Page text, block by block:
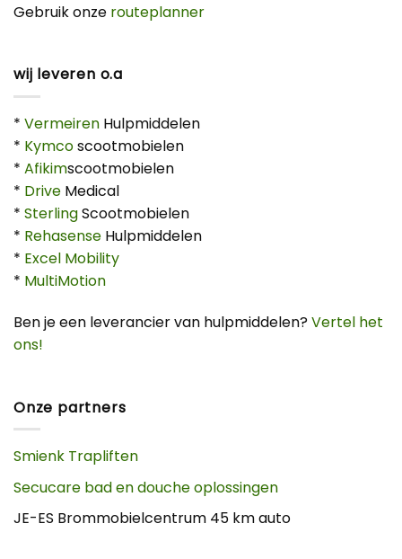
Gebruik onze routeplanner
wij leveren o.a
* Vermeiren Hulpmiddelen
* Kymcoscootmobielen
* Afikimscootmobielen
* Drive Medical
* SterlingScootmobielen
* Rehasense Hulpmiddelen
* Excel Mobility
* MultiMotion
Ben je een leverancier van hulpmiddelen?Vertel het
ons!
Onze partners
Smienk Trapliften
Secucare bad en douche oplossingen
JE-ES Brommobielcentrum 45 km auto